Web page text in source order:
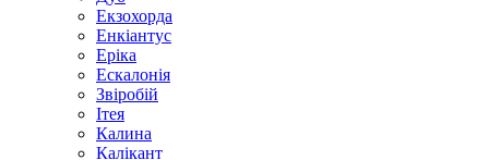
Екзохорда
Енкіантус
Еріка
Ескалонія
Звіробій
Ітея
Калина
Калікант